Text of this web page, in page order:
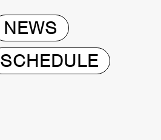
NEWS
SCHEDULE